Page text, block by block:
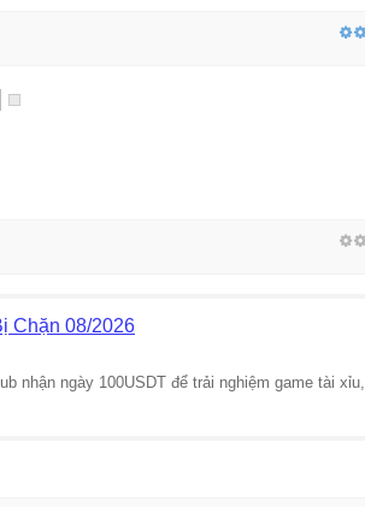
Chặn 08/2026
nhận ngày 100USDT để trải nghiệm game tài xỉu,